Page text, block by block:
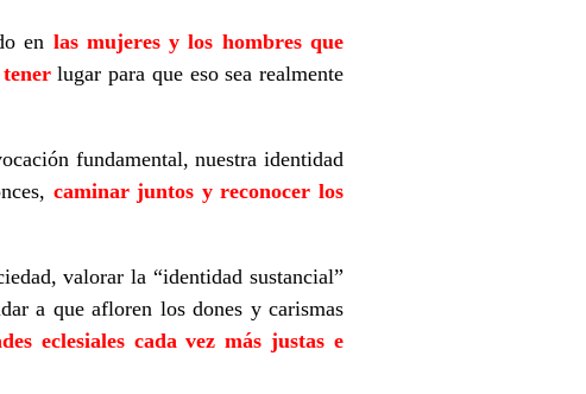
en las mujeres y los hombres que
lugar para que eso sea realmente
fundamental, nuestra identidad
caminar juntos y reconocer los
valorar la “identidad sustancial”
a que afloren los dones y carismas
eclesiales cada vez más justas e